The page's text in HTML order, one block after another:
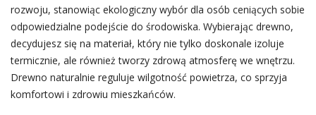
rozwoju, stanowiąc ekologiczny wybór dla osób ceniących sobie
odpowiedzialne podejście do środowiska. Wybierając drewno,
decydujesz się na materiał, który nie tylko doskonale izoluje
termicznie, ale również tworzy zdrową atmosferę we wnętrzu.
Drewno naturalnie reguluje wilgotność powietrza, co sprzyja
komfortowi i zdrowiu mieszkańców.